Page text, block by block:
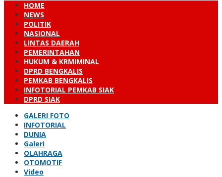
HOME
NEWS
POLITIK
NASIONAL
LINTAS DAERAH
PEMERINTAHAN
HUKUM & KRMIMINAL
DPRD BENGKALIS
PEMKAB BENGKALIS
INFOTORIAL PEMKAB SIAK
DPRD SIAK
GALERI FOTO
INFOTORIAL
DUNIA
Galeri
OLAHRAGA
OTOMOTIF
Video